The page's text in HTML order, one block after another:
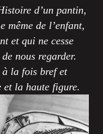
d’un pantin,
même de l’enfant,
et qui ne cesse
nous regarder.
la fois bref et
et la haute figure.